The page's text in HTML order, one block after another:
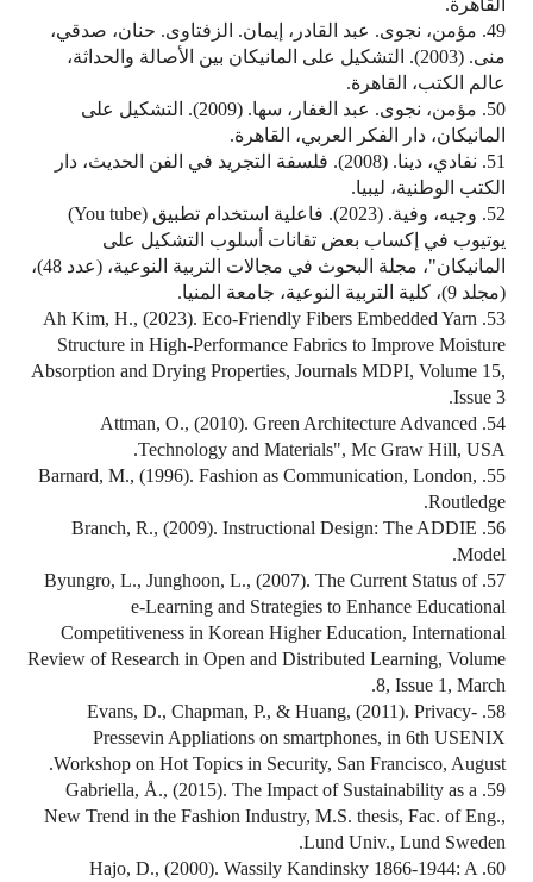
49. مؤمن، نجوى. عبد القادر، إيمان. الزفتاوى. حنان، صدقي،
منى. (2003). التشكيل على المانيكان بين الأصالة والحداثة،
عالم الكتب، القاهرة.
50. مؤمن، نجوى. عبد الغفار، سها. (2009). التشكيل على
المانيكان، دار الفكر العربي، القاهرة.
51. نفادي، دينا. (2008). فلسفة التجريد في الفن الحديث، دار
الكتب الوطنية، ليبيا.
52. وجيه، وفية. (2023). فاعلية استخدام تطبيق (You tube)
يوتيوب في إكساب بعض تقانات أسلوب التشكيل على
المانيكان"، مجلة البحوث في مجالات التربية النوعية، (عدد 48)،
(مجلد 9)، كلية التربية النوعية، جامعة المنيا.
53. Ah Kim, H., (2023). Eco-Friendly Fibers Embedded Yarn
Structure in High-Performance Fabrics to Improve Moisture
Absorption and Drying Properties, Journals MDPI, Volume 15,
Issue 3.
54. Attman, O., (2010). Green Architecture Advanced
Technology and Materials", Mc Graw Hill, USA.
55. Barnard, M., (1996). Fashion as Communication, London,
Routledge.
56. Branch, R., (2009). Instructional Design: The ADDIE
Model.
57. Byungro, L., Junghoon, L., (2007). The Current Status of
e-Learning and Strategies to Enhance Educational
Competitiveness in Korean Higher Education, International
Review of Research in Open and Distributed Learning, Volume
8, Issue 1, March.
58. Evans, D., Chapman, P., & Huang, (2011). Privacy-
Pressevin Appliations on smartphones, in 6th USENIX
Workshop on Hot Topics in Security, San Francisco, August.
59. Gabriella, Å., (2015). The Impact of Sustainability as a
New Trend in the Fashion Industry, M.S. thesis, Fac. of Eng.,
Lund Univ., Lund Sweden.
60. Hajo, D., (2000). Wassily Kandinsky 1866-1944: A